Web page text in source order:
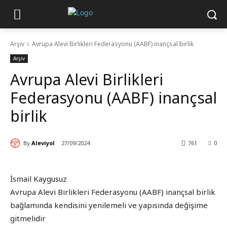
Arşiv Avrupa Alevi Birlikleri Federasyonu (AABF) inançsal birlik
Arşiv
Avrupa Alevi Birlikleri
Federasyonu (AABF) inançsal
birlik
By Aleviyol 27/09/2024 0
761
İsmail Kaygusuz
Avrupa Alevi Birlikleri Federasyonu (AABF) inançsal birlik
bağlamında kendisini yenilemeli ve yapısında değişime
gitmelidir